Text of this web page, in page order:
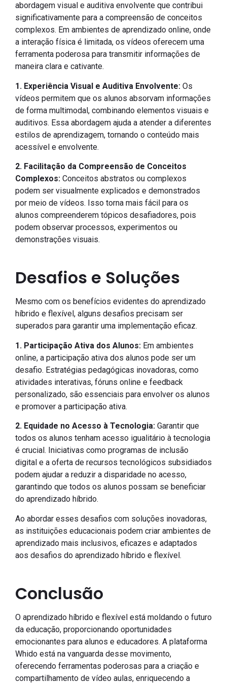
abordagem visual e auditiva envolvente que contribui
significativamente para a compreensão de conceitos
complexos. Em ambientes de aprendizado online, onde
a interação física é limitada, os vídeos oferecem uma
ferramenta poderosa para transmitir informações de
maneira clara e cativante.
1. Experiência Visual e Auditiva Envolvente: Os
vídeos permitem que os alunos absorvam informações
de forma multimodal, combinando elementos visuais e
auditivos. Essa abordagem ajuda a atender a diferentes
estilos de aprendizagem, tornando o conteúdo mais
acessível e envolvente.
2. Facilitação da Compreensão de Conceitos
Complexos: Conceitos abstratos ou complexos
podem ser visualmente explicados e demonstrados
por meio de vídeos. Isso torna mais fácil para os
alunos compreenderem tópicos desafiadores, pois
podem observar processos, experimentos ou
demonstrações visuais.
Desafios e Soluções
Mesmo com os benefícios evidentes do aprendizado
híbrido e flexível, alguns desafios precisam ser
superados para garantir uma implementação eficaz.
1. Participação Ativa dos Alunos: Em ambientes
online, a participação ativa dos alunos pode ser um
desafio. Estratégias pedagógicas inovadoras, como
atividades interativas, fóruns online e feedback
personalizado, são essenciais para envolver os alunos
e promover a participação ativa.
2. Equidade no Acesso à Tecnologia: Garantir que
todos os alunos tenham acesso igualitário à tecnologia
é crucial. Iniciativas como programas de inclusão
digital e a oferta de recursos tecnológicos subsidiados
podem ajudar a reduzir a disparidade no acesso,
garantindo que todos os alunos possam se beneficiar
do aprendizado híbrido.
Ao abordar esses desafios com soluções inovadoras,
as instituições educacionais podem criar ambientes de
aprendizado mais inclusivos, eficazes e adaptados
aos desafios do aprendizado híbrido e flexível.
Conclusão
O aprendizado híbrido e flexível está moldando o futuro
da educação, proporcionando oportunidades
emocionantes para alunos e educadores. A plataforma
Whido está na vanguarda desse movimento,
oferecendo ferramentas poderosas para a criação e
compartilhamento de vídeo aulas, enriquecendo a